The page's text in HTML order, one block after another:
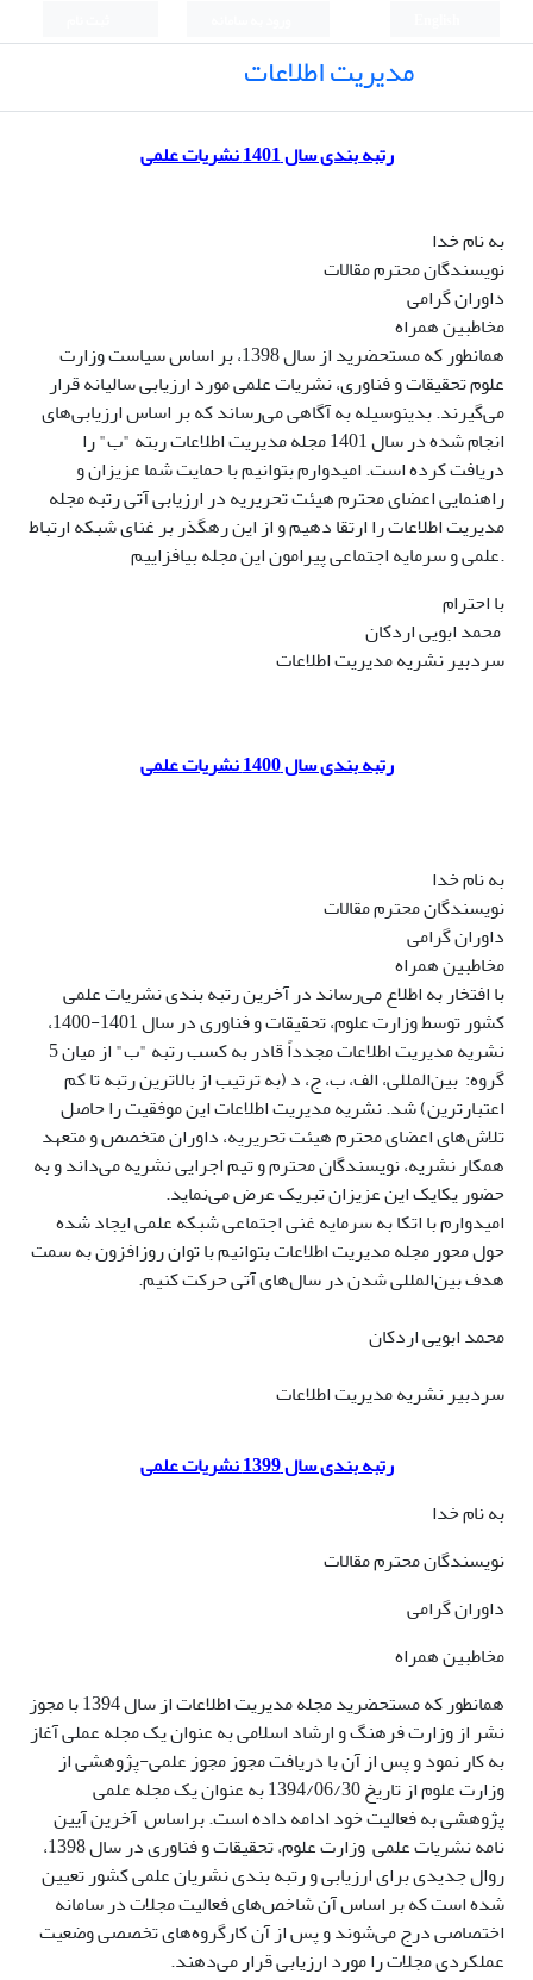
مدیریت اطلاعات
رتبه بندی سال 1401 نشریات علمی
به نام خدا
نویسندگان محترم مقالات
داوران گرامی
مخاطبین همراه
همانطور که مستحضرید از سال 1398، بر اساس سیاست وزارت
علوم تحقیقات و فناوری، نشریات علمی مورد ارزیابی سالیانه قرار
می‌گیرند. بدینوسیله به آگاهی می‌رساند که بر اساس ارزیابی‌های
انجام شده در سال 1401 مجله مدیریت اطلاعات ربته "ب" را
دریافت کرده است. امیدوارم بتوانیم با حمایت شما عزیزان و
راهنمایی اعضای محترم هیئت تحریریه در ارزیابی آتی رتبه مجله
مدیریت اطلاعات را ارتقا دهیم و از این رهگذر بر غنای شبکه ارتباط
علمی و سرمایه اجتماعی پیرامون این مجله بیافزاییم.
با احترام
سردبیر نشریه مدیریت اطلاعات
رتبه بندی سال 1400 نشریات علمی
به نام خدا
نویسندگان محترم مقالات
داوران گرامی
مخاطبین همراه
با افتخار به اطلاع می‌رساند در آخرین رتبه بندی نشریات علمی
کشور توسط وزارت علوم، تحقیقات و فناوری در سال 1401-1400،
نشریه مدیریت اطلاعات مجدداً قادر به کسب رتبه "ب" از میان 5
گروه: بین‌المللی، الف، ب، ج، د (به ترتیب از بالاترین رتبه تا کم
اعتبارترین) شد. نشریه مدیریت اطلاعات این موفقیت را حاصل
تلاش‌های اعضای محترم هیئت تحریریه، داوران متخصص و متعهد
همکار نشریه، نویسندگان محترم و تیم اجرایی نشریه می‌داند و به
حضور یکایک این عزیزان تبریک عرض می‌نماید.
امیدوارم با اتکا به سرمایه غنی اجتماعی شبکه علمی ایجاد شده
حول محور مجله مدیریت اطلاعات بتوانیم با توان روزافزون به سمت
هدف بین‌المللی شدن در سال‌های آتی حرکت کنیم.
محمد ابویی اردکان
سردبیر نشریه مدیریت اطلاعات
رتبه بندی سال 1399 نشریات علمی
به نام خدا
نویسندگان محترم مقالات
داوران گرامی
مخاطبین همراه
همانطور که مستحضرید مجله مدیریت اطلاعات از سال 1394 با مجوز
نشر از وزارت فرهنگ و ارشاد اسلامی به عنوان یک مجله عملی آغاز
به کار نمود و پس از آن با دریافت مجوز مجوز علمی-پژوهشی از
وزارت علوم از تاریخ 1394/06/30 به عنوان یک مجله علمی
پژوهشی به فعالیت خود ادامه داده است. براساس آخرین آیین
نامه نشریات علمی وزارت علوم، تحقیقات و فناوری در سال 1398،
روال جدیدی برای ارزیابی و رتبه بندی نشریان علمی کشور تعیین
شده است که بر اساس آن شاخص‌های فعالیت مجلات در سامانه
اختصاصی درج می‌شوند و پس از آن کارگروه‌های تخصصی وضعیت
عملکردی مجلات را مورد ارزیابی قرار می‌دهند.